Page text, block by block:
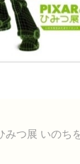
みつ展 いの